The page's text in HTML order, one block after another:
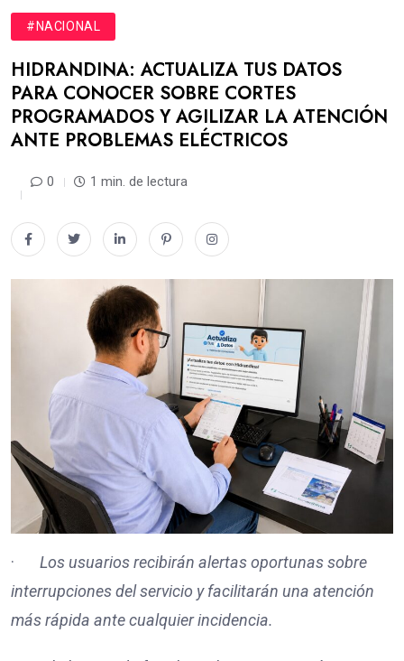
#NACIONAL
HIDRANDINA: ACTUALIZA TUS DATOS
PARA CONOCER SOBRE CORTES
PROGRAMADOS Y AGILIZAR LA ATENCIÓN
ANTE PROBLEMAS ELÉCTRICOS
0 1 min. de lectura
· Los usuarios recibirán alertas oportunas sobre
interrupciones del servicio y facilitarán una atención
más rápida ante cualquier incidencia.